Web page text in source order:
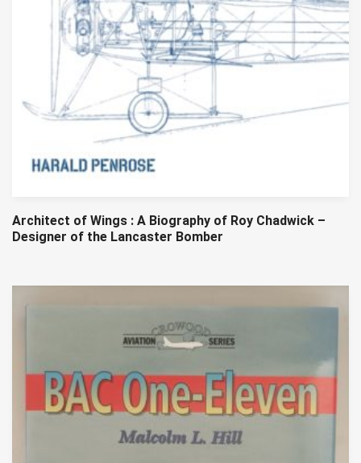
Architect of Wings : A Biography of Roy Chadwick –
Designer of the Lancaster Bomber